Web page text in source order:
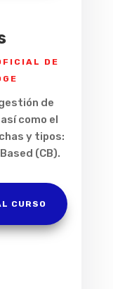
DE
de
como el
y tipos:
(CB).
CURSO